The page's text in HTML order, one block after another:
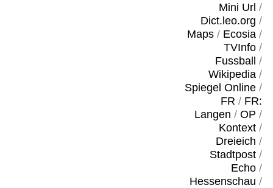
Mini Url /
Dict.leo.org /
Maps/ Ecosia/
TVInfo/
Fussball
/
Wikipedia/
Spiegel Online/
FR / FR:
Langen / OP /
Kontext/
Dreieich /
Stadtpost/
Echo/
Hessenschau /